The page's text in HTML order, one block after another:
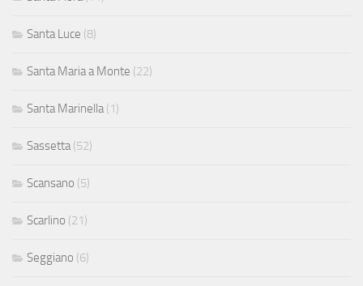
Santa Luce (8)
Santa Maria a Monte (22)
Santa Marinella (1)
Sassetta (52)
Scansano (5)
Scarlino (21)
Seggiano (6)